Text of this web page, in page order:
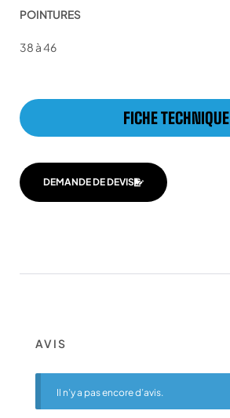
POINTURES
38 à 46
FICHE TECHNIQUE
DEMANDE DE DEVIS
AVIS
Il n’y a pas encore d’avis.